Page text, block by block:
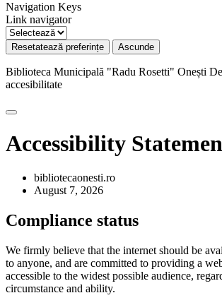
Navigation Keys
Link navigator
Resetatează preferințe Ascunde
Biblioteca Municipală "Radu Rosetti" Onești
accesibilitate
Accessibility
bibliotecaonesti.ro
August 7, 2026
Compliance status
We firmly believe that the internet should be
to anyone, and are committed to providing a
accessible to the widest possible audience,
circumstance and ability.